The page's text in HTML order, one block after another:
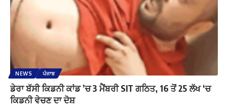
NEWS ਪੰਜਾਬ
ਡੇਰਾ ਬੱਸੀ ਕਿਡਨੀ ਕਾਂਡ ’ਚ 3 ਮੈਂਬਰੀ SIT ਗਠਿਤ, 16 ਤੋਂ 25 ਲੱਖ ‘ਚ
ਕਿਡਨੀ ਵੇਚਣ ਦਾ ਦੋਸ਼